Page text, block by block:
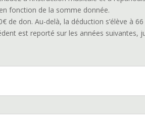
fonction de la somme donnée.
don. Au-delà, la déduction s’élève à
est reporté sur les années suivantes,